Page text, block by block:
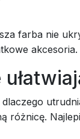
farba nie
akcesoria.
różnicę.